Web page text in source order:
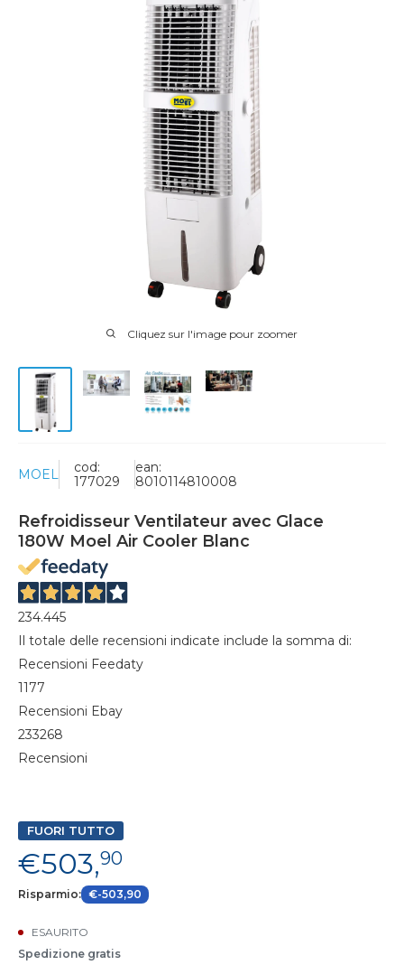
Cliquez sur l'image pour zoomer
MOEL
cod:
177029
ean:
8010114810008
Refroidisseur Ventilateur avec Glace
180W Moel Air Cooler Blanc
234.445
Il totale delle recensioni indicate include la somma di:
Recensioni Feedaty
1177
Recensioni Ebay
233268
Recensioni
FUORI TUTTO
€503,90
Risparmio: €-503,90
ESAURITO
Spedizione gratis